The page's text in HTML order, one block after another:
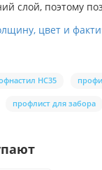
слой, поэтому
цвет и
НС35
профлист для забора